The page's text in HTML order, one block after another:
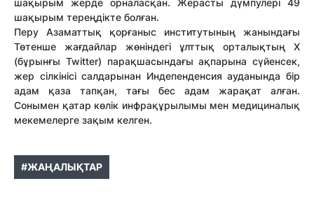
шақырым жерде орналасқан. Жерасты дүмпулері 49
шақырым тереңдікте болған.
Перу Азаматтық қорғаныс институтының жанындағы
Төтенше жағдайлар жөніндегі ұлттық орталықтың X
(бұрынғы Twitter) парақшасындағы ақпарына сүйенсек,
жер сілкінісі салдарынан Индепенденсия ауданында бір
адам қаза тапқан, тағы бес адам жарақат алған.
Сонымен қатар көлік инфрақұрылымы мен медициналық
мекемелерге зақым келген.
#ЖАҢАЛЫҚТАР